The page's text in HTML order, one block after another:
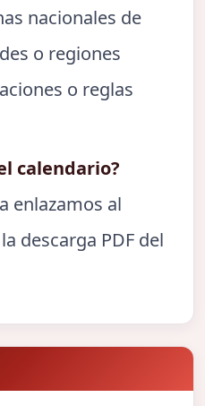
nacionales de
o regiones
o reglas
calendario?
enlazamos al
descarga PDF del